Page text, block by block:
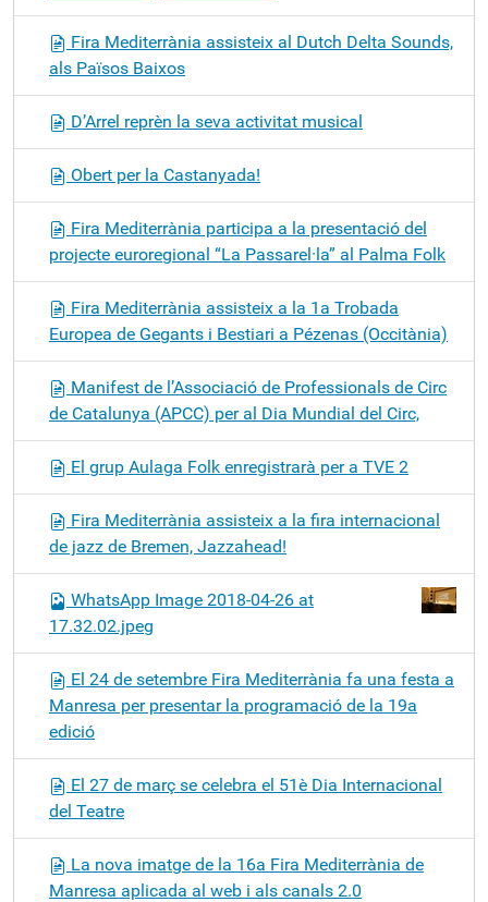
Fira Mediterrània assisteix al Dutch Delta Sounds,
als Països Baixos
D’Arrel reprèn la seva activitat musical
Obert per la Castanyada!
Fira Mediterrània participa a la presentació del
projecte euroregional “La Passarel·la” al Palma Folk
Fira Mediterrània assisteix a la 1a Trobada
Europea de Gegants i Bestiari a Pézenas (Occitània)
Manifest de l’Associació de Professionals de Circ
de Catalunya (APCC) per al Dia Mundial del Circ,
El grup Aulaga Folk enregistrarà per a TVE 2
Fira Mediterrània assisteix a la fira internacional
de jazz de Bremen, Jazzahead!
WhatsApp Image 2018-04-26 at
17.32.02.jpeg
El 24 de setembre Fira Mediterrània fa una festa a
Manresa per presentar la programació de la 19a
edició
El 27 de març se celebra el 51è Dia Internacional
del Teatre
La nova imatge de la 16a Fira Mediterrània de
Manresa aplicada al web i als canals 2.0